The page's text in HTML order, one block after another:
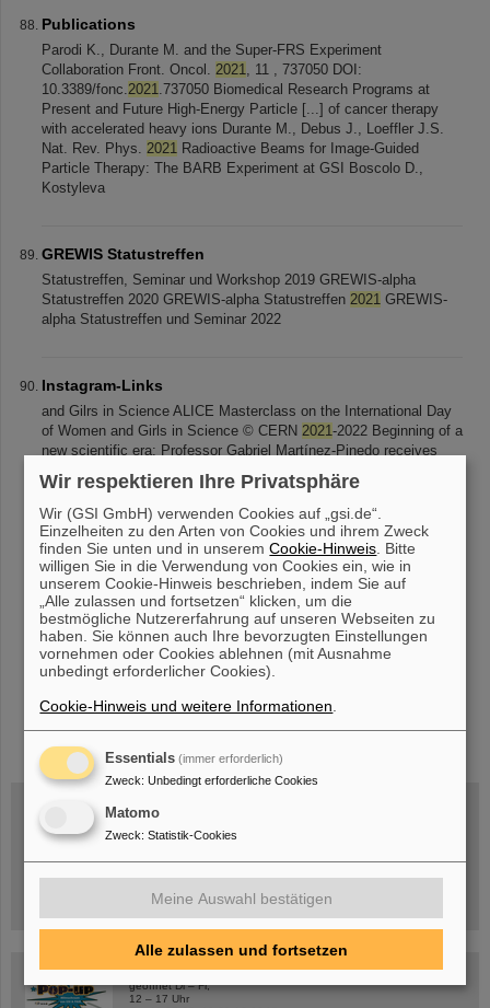
Publications
Parodi K., Durante M. and the Super-FRS Experiment
Collaboration Front. Oncol. 2021, 11 , 737050 DOI:
10.3389/fonc.2021.737050 Biomedical Research Programs at
Present and Future High-Energy Particle [...] of cancer therapy
with accelerated heavy ions Durante M., Debus J., Loeffler J.S.
Nat. Rev. Phys. 2021 Radioactive Beams for Image-Guided
Particle Therapy: The BARB Experiment at GSI Boscolo D.,
Kostyleva
GREWIS Statustreffen
Statustreffen, Seminar und Workshop 2019 GREWIS-alpha
Statustreffen 2020 GREWIS-alpha Statustreffen 2021 GREWIS-
alpha Statustreffen und Seminar 2022
Instagram-Links
and Gilrs in Science ALICE Masterclass on the International Day
of Women and Girls in Science © CERN 2021-2022 Beginning of a
new scientific era: Professor Gabriel Martínez-Pinedo receives
Leibniz Prize
« .... 4 5 7 8 9 10 11 12 13
»
Mittwoch, 19.08.2026, 14 Uhr
Anmeldung und weitere Informationen
SCIENCE POP-UP
geöffnet Di – Fr,
12 – 17 Uhr
Wir respektieren Ihre Privatsphäre
Wir (GSI GmbH) verwenden Cookies auf „gsi.de“.
Einzelheiten zu den Arten von Cookies und ihrem Zweck
finden Sie unten und in unseremCookie-Hinweis . Bitte
willigen Sie in die Verwendung von Cookies ein, wie in
unserem Cookie-Hinweis beschrieben, indem Sie auf
„Alle zulassen und fortsetzen“ klicken, um die
bestmögliche Nutzererfahrung auf unseren Webseiten zu
haben. Sie können auch Ihre bevorzugten Einstellungen
vornehmen oder Cookies ablehnen (mit Ausnahme
unbedingt erforderlicher Cookies).
Cookie-Hinweis und weitere Informationen
Essentials (immer erforderlich)
Zweck: Unbedingt erforderliche Cookies
Matomo
Zweck: Statistik-Cookies
Meine Auswahl bestätigen
Alle zulassen und fortsetzen